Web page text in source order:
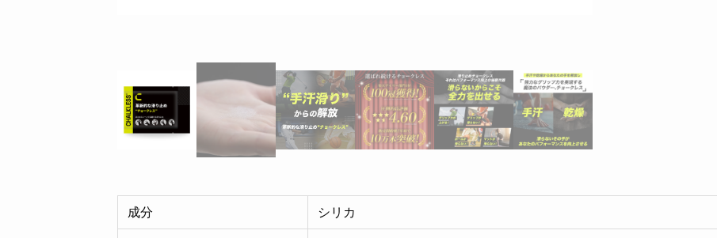
成分 シリカ